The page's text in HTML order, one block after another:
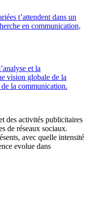
t’attendent dans un
en communication,
et la
vision globale de la
la communication.
des activités publicitaires
de réseaux sociaux.
avec quelle intensité
evolue dans